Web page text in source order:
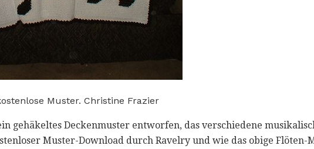
Muster. Christine Frazier
gehäkeltes Deckenmuster entworfen, das verschiedene
Muster-Download durch Ravelry und wie das obige Flöten-